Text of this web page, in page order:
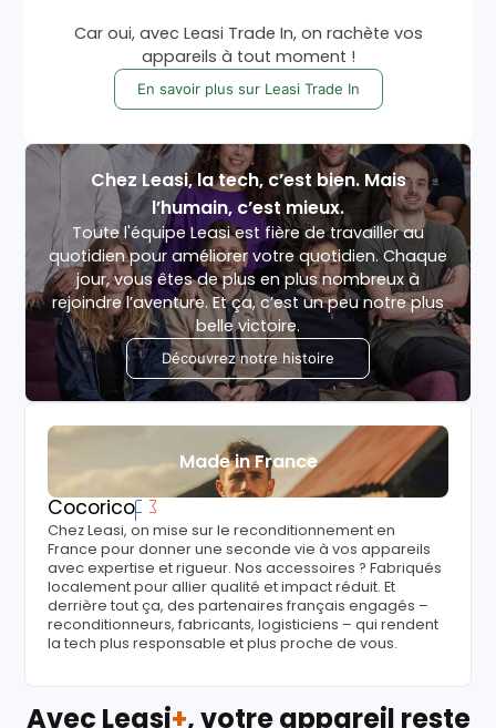
Car oui, avec Leasi Trade In, on rachète vos
appareils à tout moment !
En savoir plus sur Leasi Trade In
Chez Leasi, la tech, c’est bien. Mais
l’humain, c’est mieux.
Toute l'équipe Leasi est fière de travailler au
quotidien pour améliorer votre quotidien. Chaque
jour, vous êtes de plus en plus nombreux à
rejoindre l’aventure. Et ça, c’est un peu notre plus
belle victoire.
Découvrez notre histoire
Made in France
Cocorico
Chez Leasi, on mise sur le reconditionnement en
France pour donner une seconde vie à vos appareils
avec expertise et rigueur. Nos accessoires ? Fabriqués
localement pour allier qualité et impact réduit. Et
derrière tout ça, des partenaires français engagés –
reconditionneurs, fabricants, logisticiens – qui rendent
la tech plus responsable et plus proche de vous.
Avec Leasi+, votre appareil reste